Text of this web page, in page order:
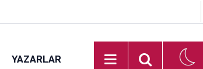
YAZARLAR